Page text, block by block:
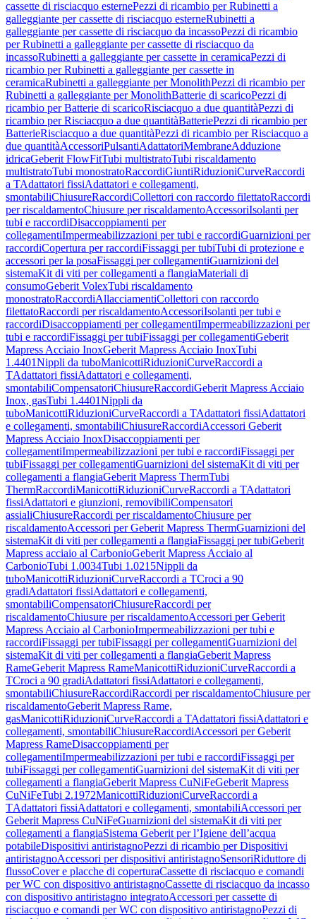
cassette di risciacquo esternePezzi di ricambio per Rubinetti a
galleggiante per cassette di risciacquo esterneRubinetti a
galleggiante per cassette di risciacquo da incassoPezzi di ricambio
per Rubinetti a galleggiante per cassette di risciacquo da
incassoRubinetti a galleggiante per cassette in ceramicaPezzi di
ricambio per Rubinetti a galleggiante per cassette in
ceramicaRubinetti a galleggiante per MonolithPezzi di ricambio per
Rubinetti a galleggiante per MonolithBatterie di scaricoPezzi di
ricambio per Batterie di scaricoRisciacquo a due quantitàPezzi di
ricambio per Risciacquo a due quantitàBatteriePezzi di ricambio per
BatterieRisciacquo a due quantitàPezzi di ricambio per Risciacquo a
due quantitàAccessoriPulsantiAdattatoriMembraneAdduzione
idricaGeberit FlowFitTubi multistratoTubi riscaldamento
multistratoTubi monostratoRaccordiGiuntiRiduzioniCurveRaccordi
a TAdattatori fissiAdattatori e collegamenti,
smontabiliChiusureRaccordiCollettori con raccordo filettatoRaccordi
per riscaldamentoChiusure per riscaldamentoAccessoriIsolanti per
tubi e raccordiDisaccoppiamenti per
collegamentiImpermeabilizzazioni per tubi e raccordiGuarnizioni per
raccordiCopertura per raccordiFissaggi per tubiTubi di protezione e
accessori per la posaFissaggi per collegamentiGuarnizioni del
sistemaKit di viti per collegamenti a flangiaMateriali di
consumoGeberit VolexTubi riscaldamento
monostratoRaccordiAllacciamentiCollettori con raccordo
filettatoRaccordi per riscaldamentoAccessoriIsolanti per tubi e
raccordiDisaccoppiamenti per collegamentiImpermeabilizzazioni per
tubi e raccordiFissaggi per tubiFissaggi per collegamentiGeberit
Mapress Acciaio InoxGeberit Mapress Acciaio InoxTubi
1.4401Nippli da tuboManicottiRiduzioniCurveRaccordi a
TAdattatori fissiAdattatori e collegamenti,
smontabiliCompensatoriChiusureRaccordiGeberit Mapress Acciaio
Inox, gasTubi 1.4401Nippli da
tuboManicottiRiduzioniCurveRaccordi a TAdattatori fissiAdattatori
e collegamenti, smontabiliChiusureRaccordiAccessori Geberit
Mapress Acciaio InoxDisaccoppiamenti per
collegamentiImpermeabilizzazioni per tubi e raccordiFissaggi per
tubiFissaggi per collegamentiGuarnizioni del sistemaKit di viti per
collegamenti a flangiaGeberit Mapress ThermTubi
ThermRaccordiManicottiRiduzioniCurveRaccordi a TAdattatori
fissiAdattatori e giunzioni, removibiliCompensatori
assialiChiusureRaccordi per riscaldamentoChiusure per
riscaldamentoAccessori per Geberit Mapress ThermGuarnizioni del
sistemaKit di viti per collegamenti a flangiaFissaggi per tubiGeberit
Mapress acciaio al CarbonioGeberit Mapress Acciaio al
CarbonioTubi 1.0034Tubi 1.0215Nippli da
tuboManicottiRiduzioniCurveRaccordi a TCroci a 90
gradiAdattatori fissiAdattatori e collegamenti,
smontabiliCompensatoriChiusureRaccordi per
riscaldamentoChiusure per riscaldamentoAccessori per Geberit
Mapress Acciaio al CarbonioImpermeabilizzazioni per tubi e
raccordiFissaggi per tubiFissaggi per collegamentiGuarnizioni del
sistemaKit di viti per collegamenti a flangiaGeberit Mapress
RameGeberit Mapress RameManicottiRiduzioniCurveRaccordi a
TCroci a 90 gradiAdattatori fissiAdattatori e collegamenti,
smontabiliChiusureRaccordiRaccordi per riscaldamentoChiusure per
riscaldamentoGeberit Mapress Rame,
gasManicottiRiduzioniCurveRaccordi a TAdattatori fissiAdattatori e
collegamenti, smontabiliChiusureRaccordiAccessori per Geberit
Mapress RameDisaccoppiamenti per
collegamentiImpermeabilizzazioni per tubi e raccordiFissaggi per
tubiFissaggi per collegamentiGuarnizioni del sistemaKit di viti per
collegamenti a flangiaGeberit Mapress CuNiFeGeberit Mapress
CuNiFeTubi 2.1972ManicottiRiduzioniCurveRaccordi a
TAdattatori fissiAdattatori e collegamenti, smontabiliAccessori per
Geberit Mapress CuNiFeGuarnizioni del sistemaKit di viti per
collegamenti a flangiaSistema Geberit per l’Igiene dell’acqua
potabileDispositivi antiristagnoPezzi di ricambio per Dispositivi
antiristagnoAccessori per dispositivi antiristagnoSensoriRiduttore di
flussoCover e placche di coperturaCassette di risciacquo e comandi
per WC con dispositivo antiristagnoCassette di risciacquo da incasso
con dispositivo antiristagno integratoAccessori per cassette di
risciacquo e comandi per WC con dispositivo antiristagnoPezzi di